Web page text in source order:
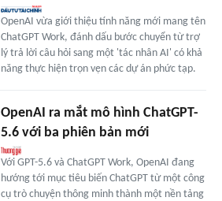
OpenAI vừa giới thiệu tính năng mới mang tên
ChatGPT Work, đánh dấu bước chuyển từ trợ
lý trả lời câu hỏi sang một 'tác nhân AI' có khả
năng thực hiện trọn vẹn các dự án phức tạp.
OpenAI ra mắt mô hình ChatGPT-
5.6 với ba phiên bản mới
Với GPT-5.6 và ChatGPT Work, OpenAI đang
hướng tới mục tiêu biến ChatGPT từ một công
cụ trò chuyện thông minh thành một nền tảng